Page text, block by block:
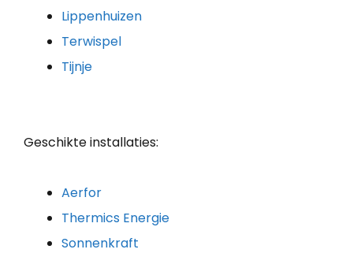
Lippenhuizen
Terwispel
Tijnje
Geschikte installaties:
Aerfor
Thermics Energie
Sonnenkraft